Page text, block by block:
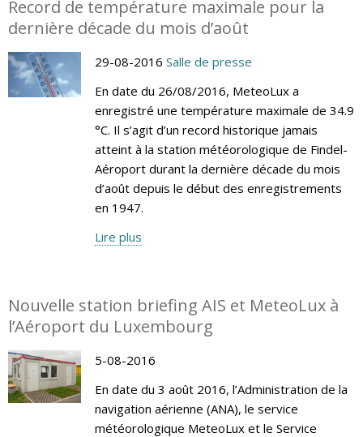
Record de température maximale pour la
dernière décade du mois d’août
29-08-2016 Salle de presse
En date du 26/08/2016, MeteoLux a
enregistré une température maximale de 34.9
°C. Il s’agit d’un record historique jamais
atteint à la station météorologique de Findel-
Aéroport durant la dernière décade du mois
d’août depuis le début des enregistrements
en 1947.
Lire plus
Nouvelle station briefing AIS et MeteoLux à
l’Aéroport du Luxembourg
5-08-2016
En date du 3 août 2016, l’Administration de la
navigation aérienne (ANA), le service
météorologique MeteoLux et le Service